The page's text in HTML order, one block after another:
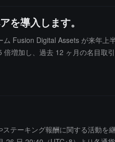
を導入します。
Fusion Digital Assets が来年上
増加し、過去 12 ヶ月の名目取
、Fusion は BTC と ETH の現物
テーキング報酬に関する活動を